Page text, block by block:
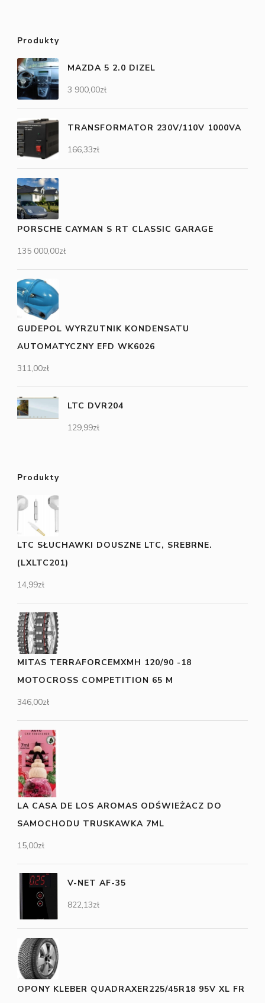
Produkty
MAZDA 5 2.0 DIZEL
3 900,00zł
TRANSFORMATOR 230V/110V 1000VA
166,33zł
PORSCHE CAYMAN S RT CLASSIC GARAGE
135 000,00zł
GUDEPOL WYRZUTNIK KONDENSATU
AUTOMATYCZNY EFD WK6026
311,00zł
LTC DVR204
129,99zł
Produkty
LTC SŁUCHAWKI DOUSZNE LTC, SREBRNE.
(LXLTC201)
14,99zł
MITAS TERRAFORCEMXMH 120/90 -18
MOTOCROSS COMPETITION 65 M
346,00zł
LA CASA DE LOS AROMAS ODŚWIEŻACZ DO
SAMOCHODU TRUSKAWKA 7ML
15,00zł
V-NET AF-35
822,13zł
OPONY KLEBER QUADRAXER225/45R18 95V XL FR